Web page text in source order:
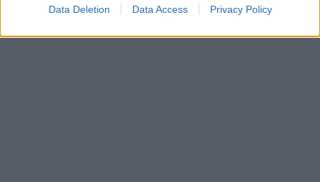
Data Deletion Data Access Privacy Policy